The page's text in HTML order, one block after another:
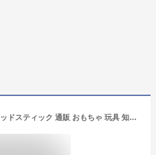
TRADE ONE トレードワン ウッドスティック 通販 おもちゃ 玩具 知育玩具 木 木製 アウトドア レジャー スポーツ ゲーム 外遊び 学習 フィンランド 北欧 モルック ギフト